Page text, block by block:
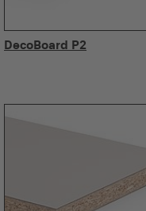
DecoBoard P2